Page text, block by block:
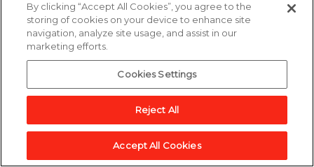
影票好禮即享券
3,857點
加入兌換清單
影票套餐好禮即享券
加入兌換清單
By clicking “Accept All Cookies”, you agree to the
storing of cookies on your device to enhance site
navigation, analyze site usage, and assist in our
marketing efforts.
Cookies Settings
Reject All
Accept All Cookies